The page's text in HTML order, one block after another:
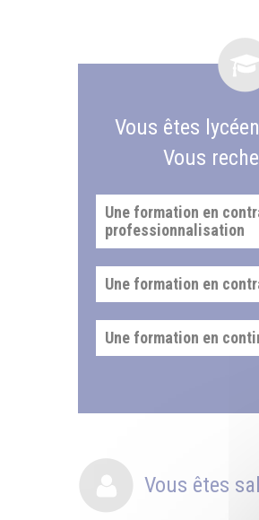
Vous êtes
Vous
Une formation en
professionnalisation
Une formation en
Une formation en
Vous êtes